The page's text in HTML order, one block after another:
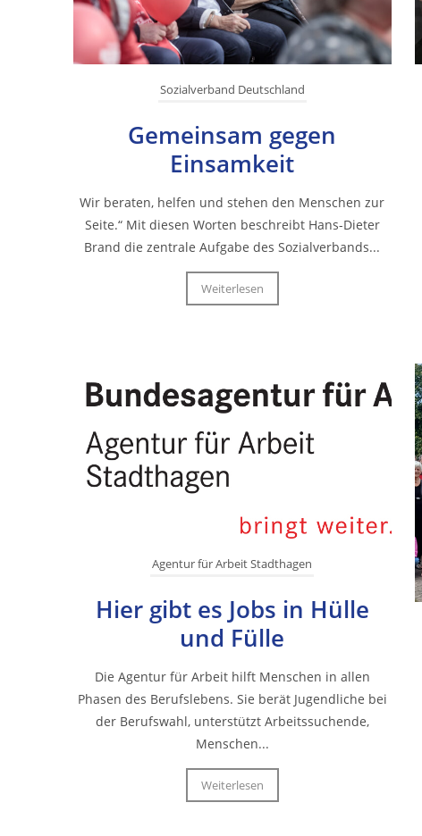
Sozialverband Deutschland
Gemeinsam gegen
Einsamkeit
Wir beraten, helfen und stehen den Menschen zur
Seite.“ Mit diesen Worten beschreibt Hans-Dieter
Brand die zentrale Aufgabe des Sozialverbands...
Weiterlesen
Agentur für Arbeit Stadthagen
Hier gibt es Jobs in Hülle
und Fülle
Die Agentur für Arbeit hilft Menschen in allen
Phasen des Berufslebens. Sie berät Jugendliche bei
der Berufswahl, unterstützt Arbeitssuchende,
Menschen...
Weiterlesen